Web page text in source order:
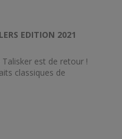
EDITION 2021
est de retour !
classiques de
par la période de